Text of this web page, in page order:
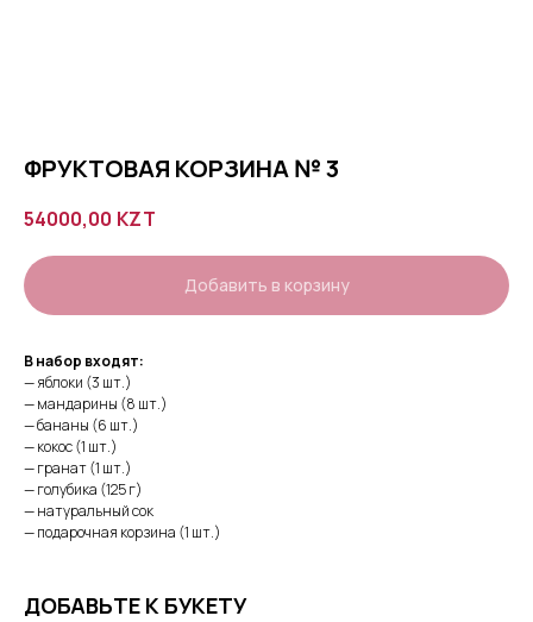
ФРУКТОВАЯ КОРЗИНА № 3
54000,00 KZT
Добавить в корзину
В набор входят:
— яблоки (3 шт.)
— мандарины (8 шт.)
— бананы (6 шт.)
— кокос (1 шт.)
— гранат (1 шт.)
— голубика (125 г)
— натуральный сок
— подарочная корзина (1 шт.)
ДОБАВЬТЕ К БУКЕТУ